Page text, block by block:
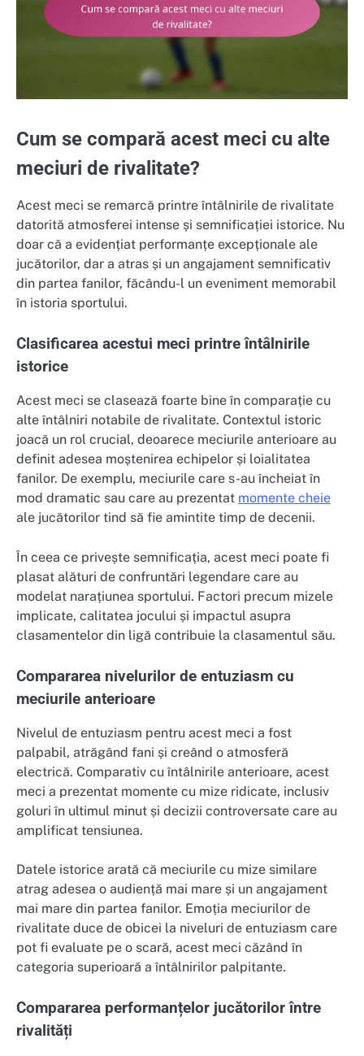
Cum se compară acest meci cu alte
meciuri de rivalitate?
Acest meci se remarcă printre întâlnirile de rivalitate
datorită atmosferei intense și semnificației istorice. Nu
doar că a evidențiat performanțe excepționale ale
jucătorilor, dar a atras și un angajament semnificativ
din partea fanilor, făcându-l un eveniment memorabil
în istoria sportului.
Clasificarea acestui meci printre întâlnirile
istorice
Acest meci se clasează foarte bine în comparație cu
alte întâlniri notabile de rivalitate. Contextul istoric
joacă un rol crucial, deoarece meciurile anterioare au
definit adesea moștenirea echipelor și loialitatea
fanilor. De exemplu, meciurile care s-au încheiat în
mod dramatic sau care au prezentat momente cheie
ale jucătorilor tind să fie amintite timp de decenii.
În ceea ce privește semnificația, acest meci poate fi
plasat alături de confruntări legendare care au
modelat narațiunea sportului. Factori precum mizele
implicate, calitatea jocului și impactul asupra
clasamentelor din ligă contribuie la clasamentul său.
Compararea nivelurilor de entuziasm cu
meciurile anterioare
Nivelul de entuziasm pentru acest meci a fost
palpabil, atrăgând fani și creând o atmosferă
electrică. Comparativ cu întâlnirile anterioare, acest
meci a prezentat momente cu mize ridicate, inclusiv
goluri în ultimul minut și decizii controversate care au
amplificat tensiunea.
Datele istorice arată că meciurile cu mize similare
atrag adesea o audiență mai mare și un angajament
mai mare din partea fanilor. Emoția meciurilor de
rivalitate duce de obicei la niveluri de entuziasm care
pot fi evaluate pe o scară, acest meci căzând în
categoria superioară a întâlnirilor palpitante.
Compararea performanțelor jucătorilor între
rivalități